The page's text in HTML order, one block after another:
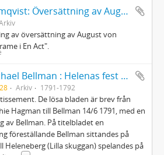
Carl Jonas Love Almqvist: Översättning av August von Kotzebues Der Shawl
av översättning av August von
i En Act".
Carl Michael Bellman : Helenas fest d. 31 Juli 1792
Arkiv 1791-1792
De lösa bladen är brev från
Hagman till Bellman 14/6 1791, med en
av Bellman. På titelbladet en
föreställande Bellman sittandes på
Heleneberg (Lilla skuggan) spelandes på